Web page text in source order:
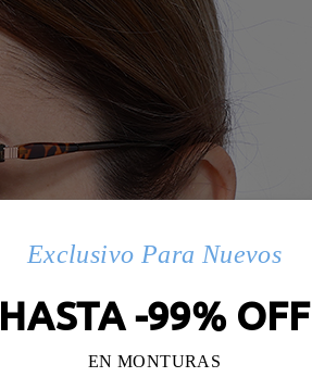
Exclusivo Para Nuevos
HASTA -99% OFF
EN MONTURAS